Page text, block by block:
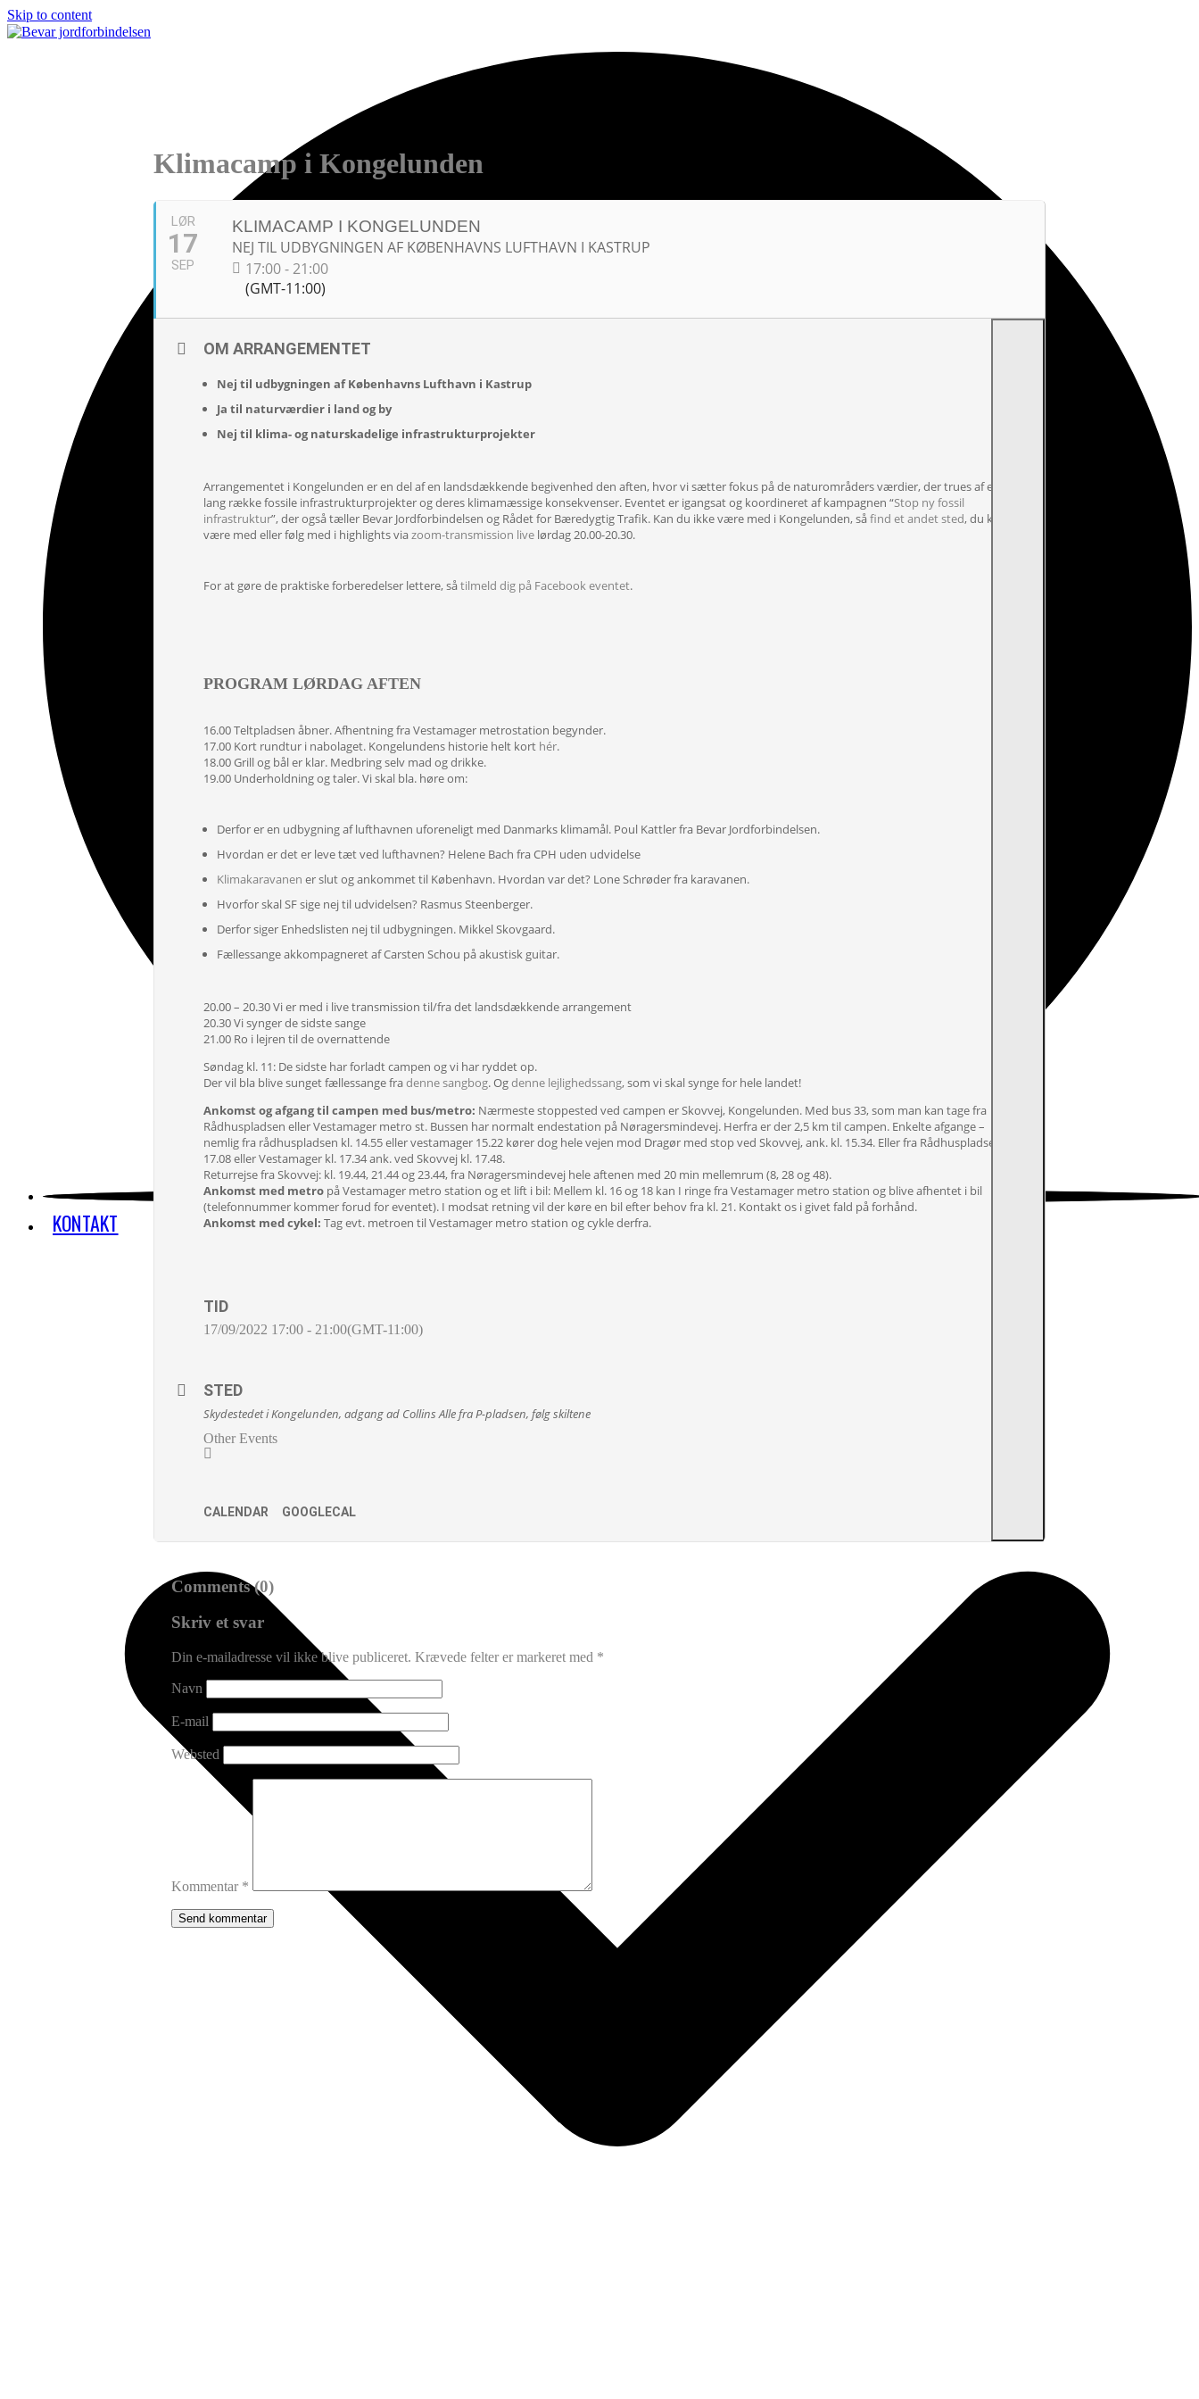
Skip to content
KONTAKT
Klimacamp i Kongelunden
LØR
17
SEP
KLIMACAMP I KONGELUNDEN
NEJ TIL UDBYGNINGEN AF KØBENHAVNS LUFTHAVN I KASTRUP
17:00 - 21:00
(GMT-11:00)
OM ARRANGEMENTET
Nej til udbygningen af Københavns Lufthavn i Kastrup
Ja til naturværdier i land og by
Nej til klima- og naturskadelige infrastrukturprojekter
Arrangementet i Kongelunden er en del af en landsdækkende begivenhed den aften, hvor vi sætter fokus på de naturområders værdier, der trues af en
lang række fossile infrastrukturprojekter og deres klimamæssige konsekvenser. Eventet er igangsat og koordineret af kampagnen “Stop ny fossil
infrastruktur”, der også tæller Bevar Jordforbindelsen og Rådet for Bæredygtig Trafik. Kan du ikke være med i Kongelunden, såfind et andet sted, du kan
være med eller følg med i highlights viazoom-transmission live lørdag 20.00-20.30.
For at gøre de praktiske forberedelser lettere, såtilmeld dig på Facebook eventet.
PROGRAM LØRDAG AFTEN
16.00 Teltpladsen åbner. Afhentning fra Vestamager metrostation begynder.
17.00 Kort rundtur i nabolaget. Kongelundens historie helt kort hér.
18.00 Grill og bål er klar. Medbring selv mad og drikke.
19.00 Underholdning og taler. Vi skal bla. høre om:
Derfor er en udbygning af lufthavnen uforeneligt med Danmarks klimamål. Poul Kattler fra Bevar Jordforbindelsen.
Hvordan er det er leve tæt ved lufthavnen? Helene Bach fra CPH uden udvidelse
Klimakaravanen er slut og ankommet til København. Hvordan var det? Lone Schrøder fra karavanen.
Hvorfor skal SF sige nej til udvidelsen? Rasmus Steenberger.
Derfor siger Enhedslisten nej til udbygningen. Mikkel Skovgaard.
Fællessange akkompagneret af Carsten Schou på akustisk guitar.
20.00 – 20.30 Vi er med i live transmission til/fra det landsdækkende arrangement
20.30 Vi synger de sidste sange
21.00 Ro i lejren til de overnattende
Søndag kl. 11: De sidste har forladt campen og vi har ryddet op.
Der vil bla blive sunget fællessange fradenne sangbog. Ogdenne lejlighedssang, som vi skal synge for hele landet!
Ankomst og afgang til campen med bus/metro: Nærmeste stoppested ved campen er Skovvej, Kongelunden. Med bus 33, som man kan tage fra
Rådhuspladsen eller Vestamager metro st. Bussen har normalt endestation på Nøragersmindevej. Herfra er der 2,5 km til campen. Enkelte afgange –
nemlig fra rådhuspladsen kl. 14.55 eller vestamager 15.22 kører dog hele vejen mod Dragør med stop ved Skovvej, ank. kl. 15.34. Eller fra Rådhuspladsen kl.
17.08 eller Vestamager kl. 17.34 ank. ved Skovvej kl. 17.48.
Returrejse fra Skovvej: kl. 19.44, 21.44 og 23.44, fra Nøragersmindevej hele aftenen med 20 min mellemrum (8, 28 og 48).
Ankomst med metro på Vestamager metro station og et lift i bil: Mellem kl. 16 og 18 kan I ringe fra Vestamager metro station og blive afhentet i bil
(telefonnummer kommer forud for eventet). I modsat retning vil der køre en bil efter behov fra kl. 21. Kontakt os i givet fald på forhånd.
Ankomst med cykel: Tag evt. metroen til Vestamager metro station og cykle derfra.
TID
17/09/2022 17:00 - 21:00(GMT-11:00)
STED
Skydestedet i Kongelunden, adgang ad Collins Alle fra P-pladsen, følg skiltene
Other Events
CALENDAR GOOGLECAL
Comments (0)
Skriv et svar
Din e-mailadresse vil ikke blive publiceret. Krævede felter er markeret med *
Navn
E-mail
Websted
Kommentar *